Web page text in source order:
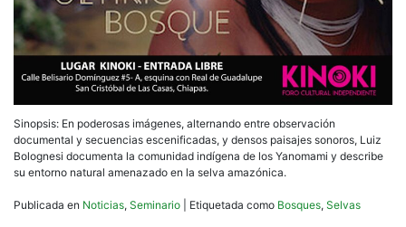
Sinopsis: En poderosas imágenes, alternando entre observación
documental y secuencias escenificadas, y densos paisajes sonoros, Luiz
Bolognesi documenta la comunidad indígena de los Yanomami y describe
su entorno natural amenazado en la selva amazónica.
Publicada en Noticias, Seminario Etiquetada como Bosques, Selvas